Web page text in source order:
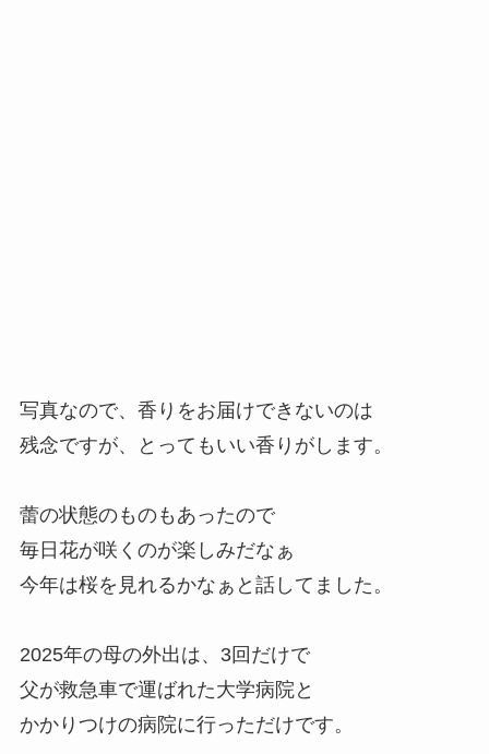
写真なので、香りをお届けできないのは
残念ですが、とってもいい香りがします。
蕾の状態のものもあったので
毎日花が咲くのが楽しみだなぁ
今年は桜を見れるかなぁと話してました。
2025年の母の外出は、3回だけで
父が救急車で運ばれた大学病院と
かかりつけの病院に行っただけです。